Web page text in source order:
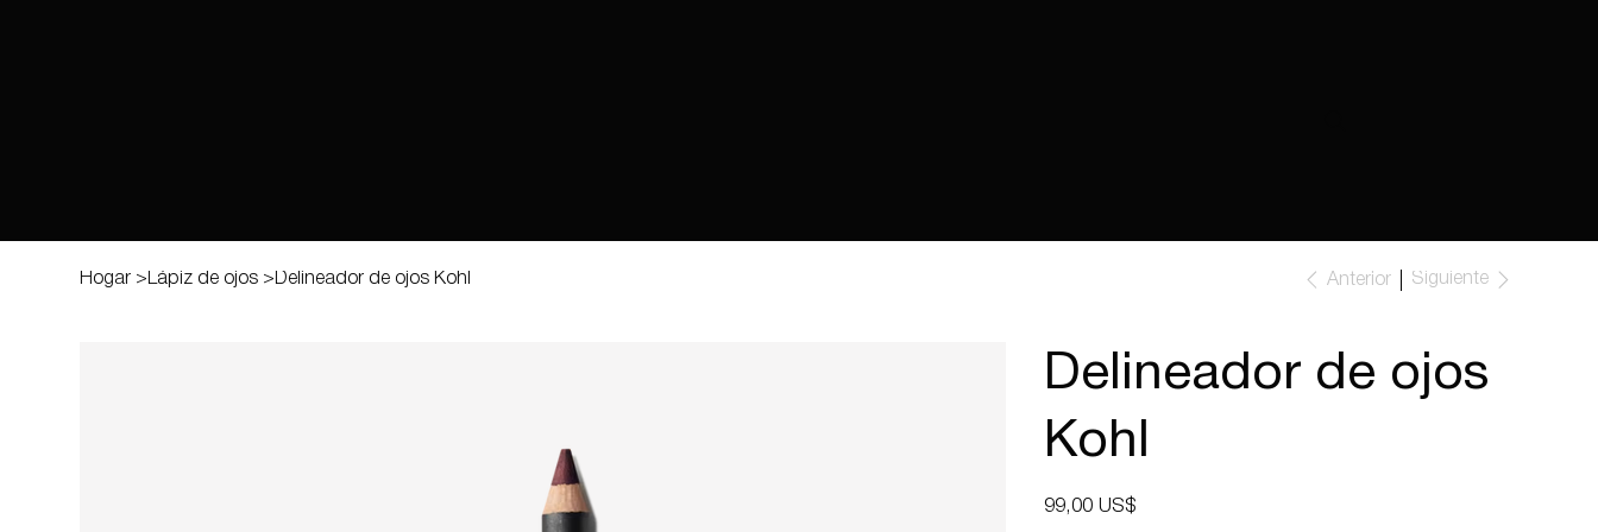
Hogar > Lápiz de ojos > Delineador de ojos Kohl Anterior Siguiente
Delineador de ojos
Kohl
Precio
99,00 US$